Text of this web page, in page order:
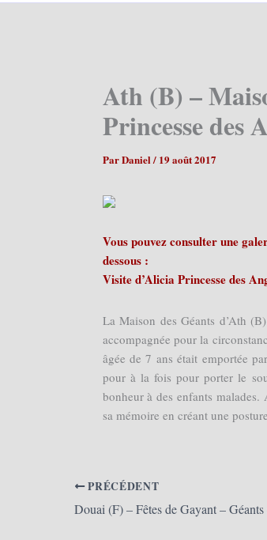
Ath (B) –
Princesse des
ParDaniel / 19 août 2017
Vous pouvez consulter une
dessous :
Visite d’Alicia Princesse des
La Maison des Géants d’Ath
accompagnée pour la
âgée de 7 ans était emportée
pour à la fois pour porter le
bonheur à des enfants
sa mémoire en créant une
PRÉCÉDENT